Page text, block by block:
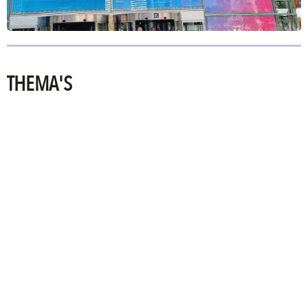
THEMA'S